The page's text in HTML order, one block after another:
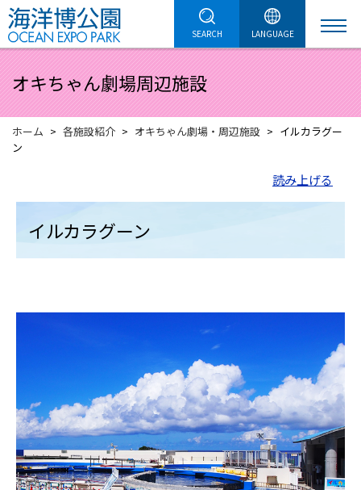
SEARCH LANGUAGE
オキちゃん劇場周辺施設
ホーム 各施設紹介 オキちゃん劇場・周辺施設
イルカラグー
ン
読み上げる
イルカラグーン